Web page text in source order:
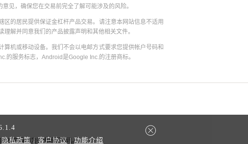
见，确保您在交易前完全了解可能涉及的风险。
的居民提供保证金杠杆产品交易。请注意本网站信息不适用
解并同意我们的产品披露声明和其他相关文件。
机或移动设备。我们不会以电邮方式要求您提供帐户号码和
服务标志，Android是Google Inc.的注册商标。
有内容均为香港地区资讯。
隐私政策 | 客户协议 | 功能介绍